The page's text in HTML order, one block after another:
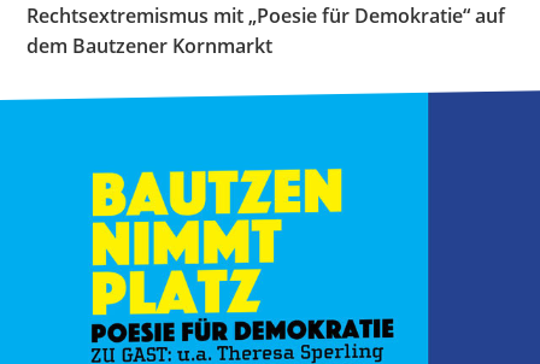
Rechtsextremismus mit „Poesie für Demokratie“ auf
dem Bautzener Kornmarkt